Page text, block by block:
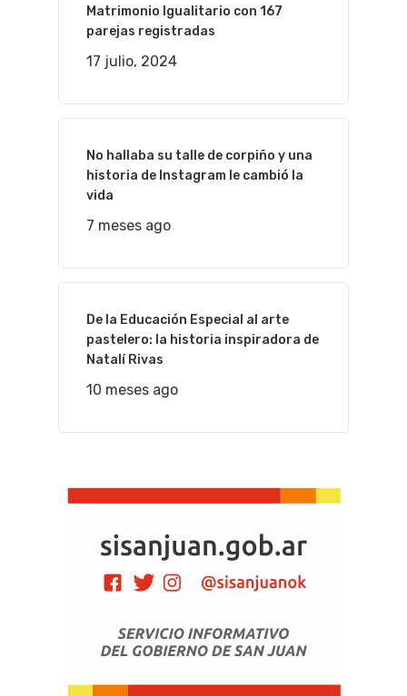
Matrimonio Igualitario con 167
parejas registradas
17 julio, 2024
No hallaba su talle de corpiño y una
historia de Instagram le cambió la
vida
7 meses ago
De la Educación Especial al arte
pastelero: la historia inspiradora de
Natalí Rivas
10 meses ago